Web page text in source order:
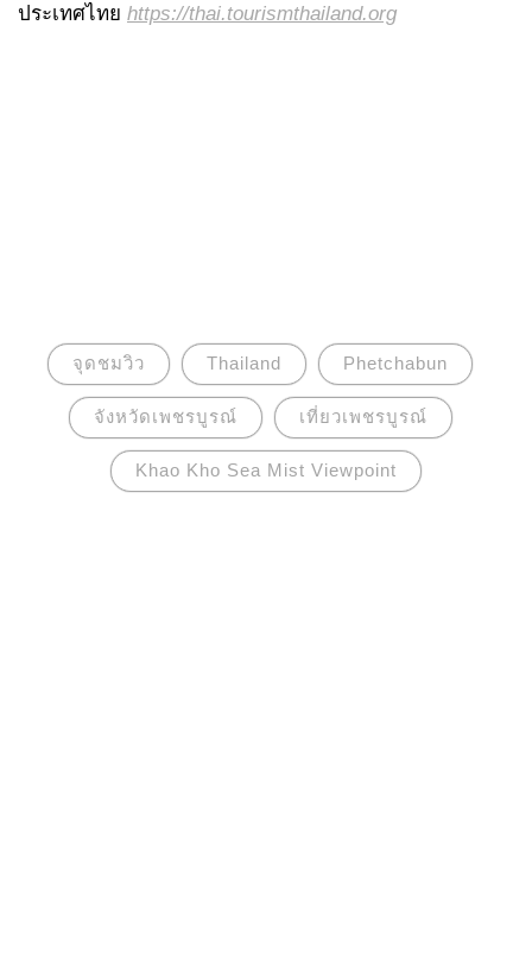
ประเทศไทย https://thai.tourismthailand.org
จุดชมวิว Thailand Phetchabun
จังหวัดเพชรบูรณ์ เที่ยวเพชรบูรณ์
Khao Kho Sea Mist Viewpoint